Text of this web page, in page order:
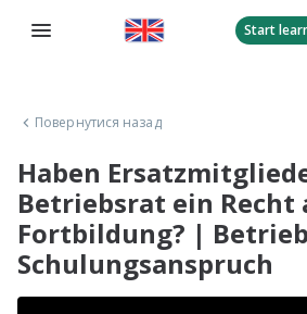
Start
Повернутися назад
Haben
Betriebsrat ein Recht
Fortbildung? |
Schulungsanspruch